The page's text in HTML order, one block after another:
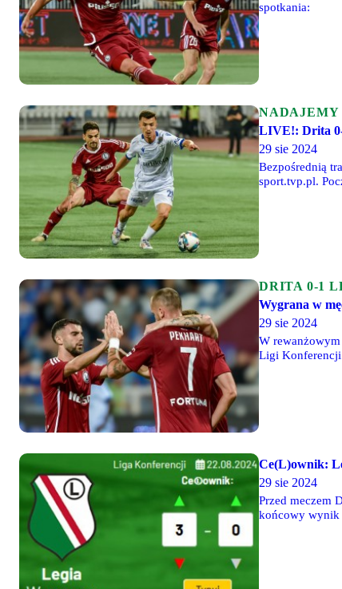
spotkania:
NADAJEMY
LIVE!: Drita
29 sie 2024
Bezpośrednią
sport.tvp.pl.
DRITA 0-1
Wygrana w
29 sie 2024
W rewanżowym
Ligi
Ce(L)ownik:
29 sie 2024
Przed meczem
końcowy wynik